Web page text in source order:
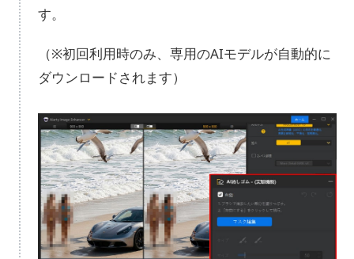
す。
（※初回利用時のみ、専用のAIモデルが自動的に
ダウンロードされます）